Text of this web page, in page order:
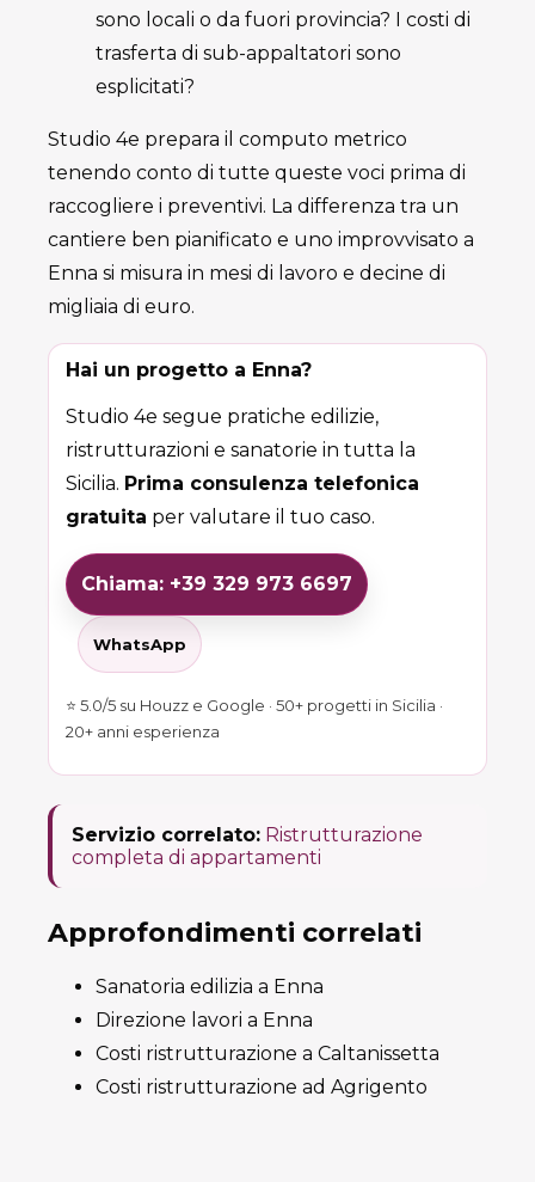
sono locali o da fuori provincia? I costi di
trasferta di sub-appaltatori sono
esplicitati?
Studio 4e prepara il computo metrico
tenendo conto di tutte queste voci prima di
raccogliere i preventivi. La differenza tra un
cantiere ben pianificato e uno improvvisato a
Enna si misura in mesi di lavoro e decine di
migliaia di euro.
Hai un progetto a Enna?
Studio 4e segue pratiche edilizie,
ristrutturazioni e sanatorie in tutta la
Sicilia. Prima consulenza telefonica
gratuita per valutare il tuo caso.
Chiama: +39 329 973 6697
WhatsApp
⭐ 5.0/5 su Houzz e Google · 50+ progetti in Sicilia ·
20+ anni esperienza
Servizio correlato: Ristrutturazione
completa di appartamenti
Approfondimenti correlati
Sanatoria edilizia a Enna
Direzione lavori a Enna
Costi ristrutturazione a Caltanissetta
Costi ristrutturazione ad Agrigento